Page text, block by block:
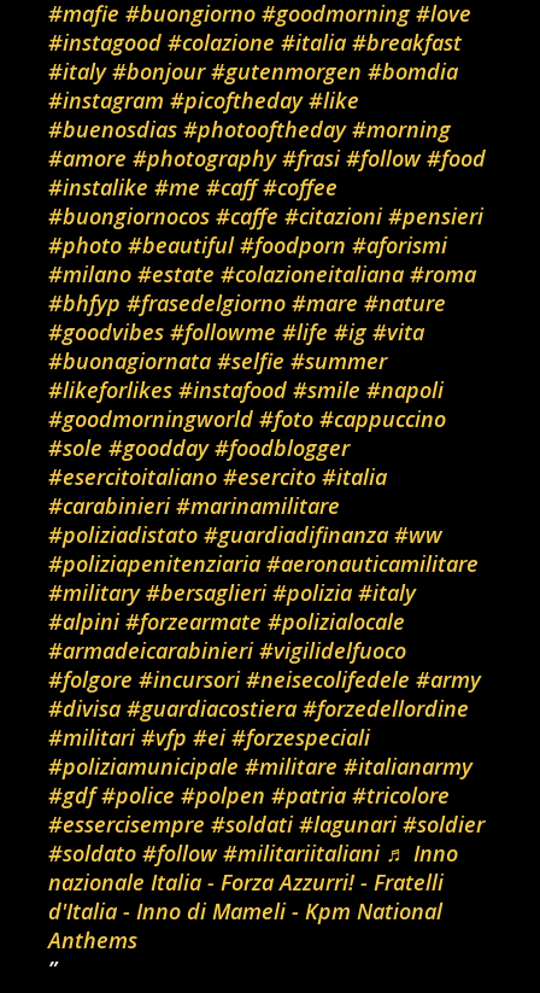
#mafie #buongiorno #goodmorning #love
#instagood #colazione #italia #breakfast
#italy #bonjour #gutenmorgen #bomdia
#instagram #picoftheday #like
#buenosdias #photooftheday #morning
#amore #photography #frasi #follow #food
#instalike #me #caff #coffee
#buongiornocos #caffe #citazioni #pensieri
#photo #beautiful #foodporn #aforismi
#milano #estate #colazioneitaliana #roma
#bhfyp #frasedelgiorno #mare #nature
#goodvibes #followme #life #ig #vita
#buonagiornata #selfie #summer
#likeforlikes #instafood #smile #napoli
#goodmorningworld #foto #cappuccino
#sole #goodday #foodblogger
#esercitoitaliano #esercito #italia
#carabinieri #marinamilitare
#poliziadistato #guardiadifinanza #ww
#poliziapenitenziaria #aeronauticamilitare
#military #bersaglieri #polizia #italy
#alpini #forzearmate #polizialocale
#armadeicarabinieri #vigilidelfuoco
#folgore #incursori #neisecolifedele #army
#divisa #guardiacostiera #forzedellordine
#militari #vfp #ei #forzespeciali
#poliziamunicipale #militare #italianarmy
#gdf #police #polpen #patria #tricolore
#essercisempre #soldati #lagunari #soldier
#soldato #follow #militariitaliani ♬ Inno
nazionale Italia - Forza Azzurri! - Fratelli
d'Italia - Inno di Mameli - Kpm National
Anthems